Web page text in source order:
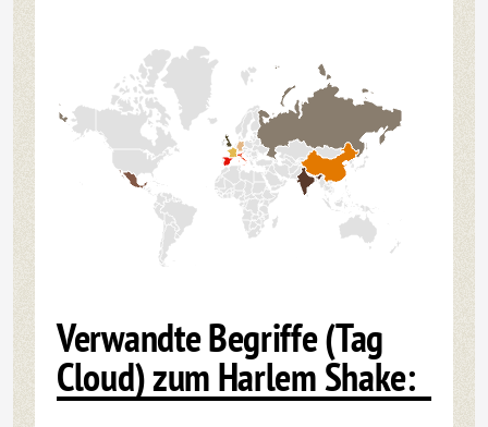
Verwandte Begriffe (Tag
Cloud) zum Harlem Shake: